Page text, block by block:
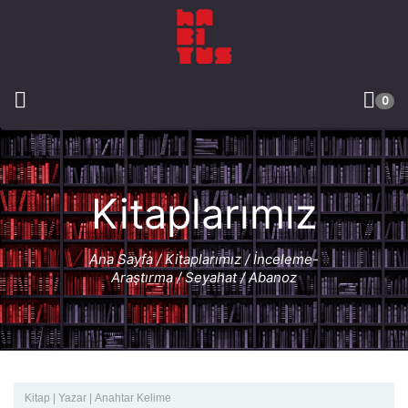
0
Kitaplarımız
Ana Sayfa/Kitaplarımız/İnceleme-
Araştırma/Seyahat/ Abanoz